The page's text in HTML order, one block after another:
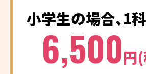
小学生の場合、1
6,500円